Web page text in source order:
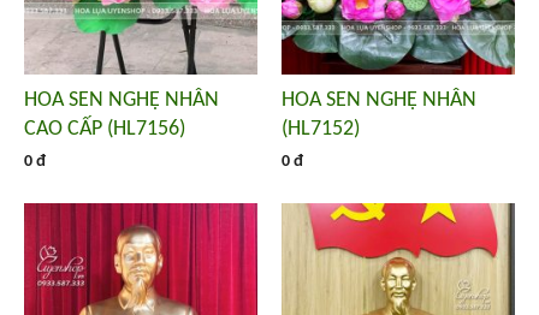
HOA SEN NGHỆ NHÂN
CAO CẤP (HL7156)
0 đ
HOA SEN NGHỆ NHÂN
(HL7152)
0 đ